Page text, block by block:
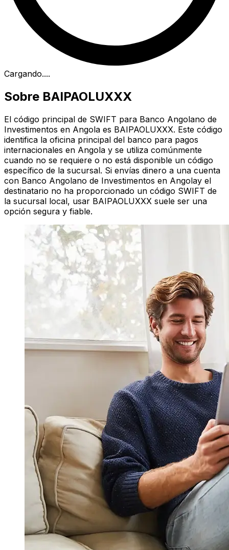
Cargando....
Sobre BAIPAOLUXXX
El código principal de SWIFT para Banco Angolano de
Investimentos en Angola es BAIPAOLUXXX. Este código
identifica la oficina principal del banco para pagos
internacionales en Angola y se utiliza comúnmente
cuando no se requiere o no está disponible un código
específico de la sucursal. Si envías dinero a una cuenta
con Banco Angolano de Investimentos en Angolay el
destinatario no ha proporcionado un código SWIFT de
la sucursal local, usar BAIPAOLUXXX suele ser una
opción segura y fiable.